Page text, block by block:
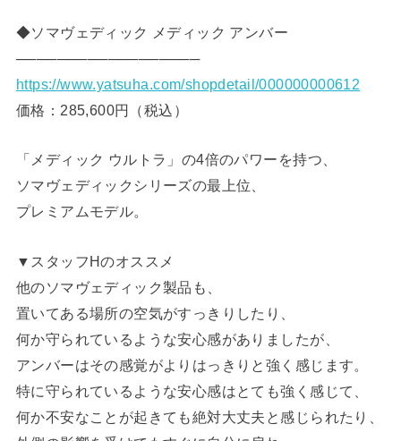
◆ソマヴェディック メディック アンバー
──────────────────
https://www.yatsuha.com/shopdetail/000000000612
価格：285,600円（税込）
「メディック ウルトラ」の4倍のパワーを持つ、
ソマヴェディックシリーズの最上位、
プレミアムモデル。
▼スタッフHのオススメ
他のソマヴェディック製品も、
置いてある場所の空気がすっきりしたり、
何か守られているような安心感がありましたが、
アンバーはその感覚がよりはっきりと強く感じます。
特に守られているような安心感はとても強く感じて、
何か不安なことが起きても絶対大丈夫と感じられたり、